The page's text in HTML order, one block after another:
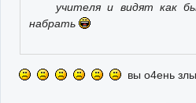
учителя и видят как
набрать
вы о4ень